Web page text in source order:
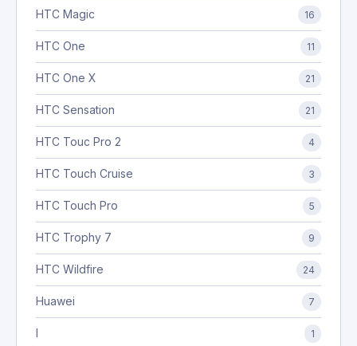
HTC Magic 16
HTC One 11
HTC One X 21
HTC Sensation 21
HTC Touc Pro 2 4
HTC Touch Cruise 3
HTC Touch Pro 5
HTC Trophy 7 9
HTC Wildfire 24
Huawei 7
I 1